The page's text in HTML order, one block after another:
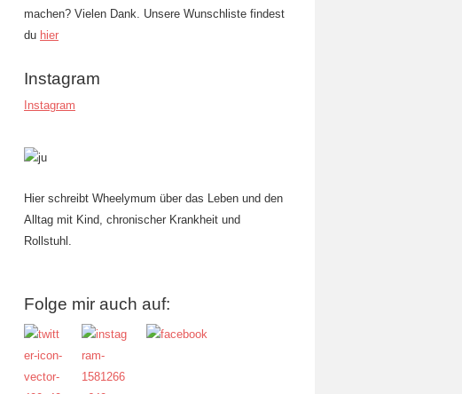
machen? Vielen Dank. Unsere Wunschliste findest
du hier
Instagram
Instagram
Hier schreibt Wheelymum über das Leben und den
Alltag mit Kind, chronischer Krankheit und
Rollstuhl.
Folge mir auch auf: